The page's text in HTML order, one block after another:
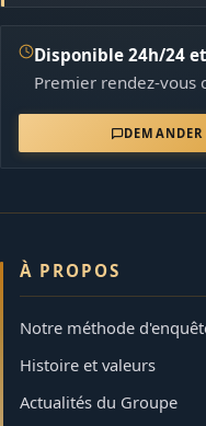
Disponible 24h/24
Premier rendez-
À PROPOS
Notre méthode
Histoire et valeurs
Actualités du Groupe